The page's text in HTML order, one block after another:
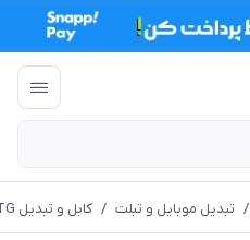
/ تبدیل موبایل و تبلت / کابل و تبدیل OTG